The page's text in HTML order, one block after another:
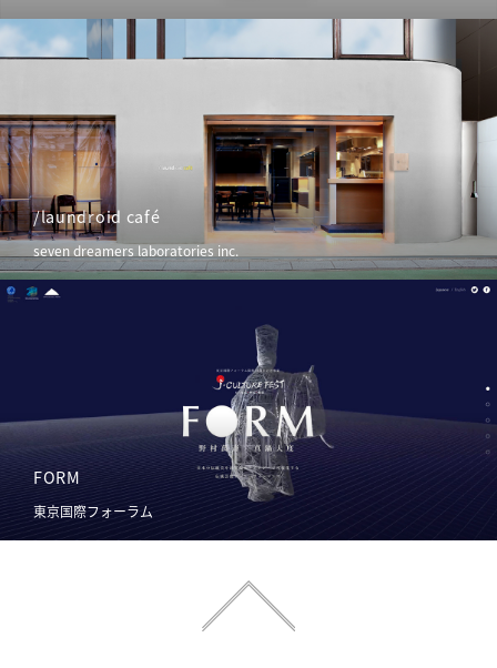
/laundroid café
seven dreamers laboratories inc.
FORM
東京国際フォーラム